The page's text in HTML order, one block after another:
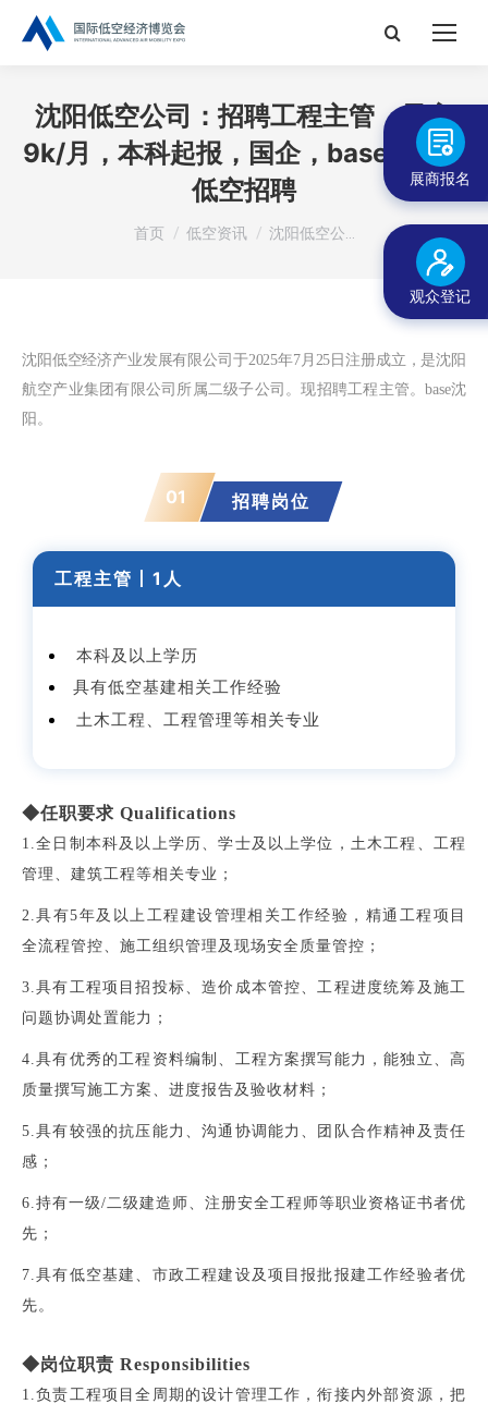
搜
沈阳低空公司：招聘工程主管，最高
9k/月，本科起报，国企，base沈阳丨
低空招聘
您在这里：
首页 低空资讯 沈阳低空公…
沈阳低空经济产业发展有限公司于2025年7月25日注册成立，是沈阳
航空产业集团有限公司 所属二级子公司 。现招聘工程主管。base沈
阳。
01 招聘岗位
工程主管丨1 人
本科及以上学历
具有低空基建相关工作经验
土木工程、工程管理等相关专业
◆任职要求 Qualifications
1.全日制本科及以上学历、学士及以上学位，土木工程、工程
管理、建筑工程等相关专业；
2.具有5年及以上工程建设管理相关工作经验，精通工程项目
全流程管控、施工组织管理及现场安全质量管控；
3.具有工程项目招投标、造价成本管控、工程进度统筹及施工
问题协调处置能力；
4.具有优秀的工程资料编制、工程方案撰写能力，能独立、高
质量撰写施工方案、进度报告及验收材料；
5.具有较强的抗压能力、沟通协调能力、团队合作精神及责任
感；
6.持有一级/二级建造师、注册安全工程师等职业资格证书者优
先；
7.具有低空基建、市政工程建设及项目报批报建工作经验者优
先。
◆岗位职责 Responsibilities
1.负责工程项目全周期的设计管理工作，衔接内外部资源，把
展商报名
观众登记